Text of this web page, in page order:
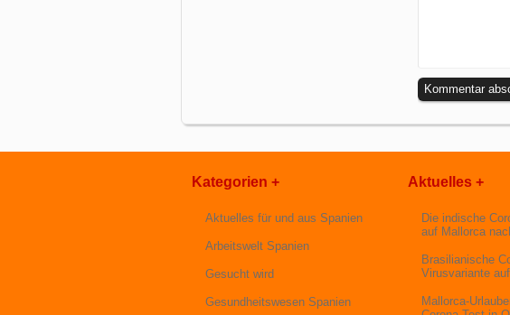
Kategorien +
Aktuelles für und aus Spanien
Arbeitswelt Spanien
Gesucht wird
Gesundheitswesen Spanien
Aktuelles +
Die indische
auf Mallorca
Brasilianische
Virusvariante
Mallorca-